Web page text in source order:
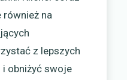
na
z lepszych
i obniżyć swoje